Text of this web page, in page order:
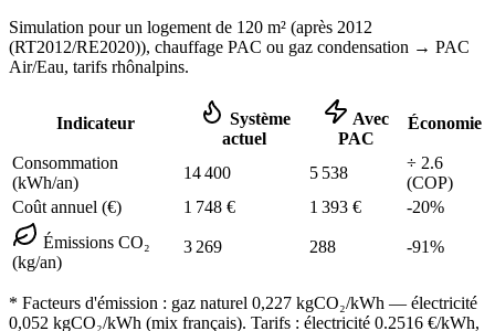
Simulation pour un logement de 120 m² (après 2012
(RT2012/RE2020)), chauffage PAC ou gaz condensation → PAC
Air/Eau, tarifs rhônalpins.
Indicateur
Système
actuel
Avec
PAC
Économie
Consommation
(kWh/an)
14 400 5 538
÷ 2.6
(COP)
Coût annuel (€)
1 748 € 1 393 € -20%
Émissions CO₂
(kg/an)
3 269 288 -91%
* Facteurs d'émission : gaz naturel 0,227 kgCO₂/kWh — électricité
0,052 kgCO₂/kWh (mix français). Tarifs : électricité 0.2516 €/kWh,